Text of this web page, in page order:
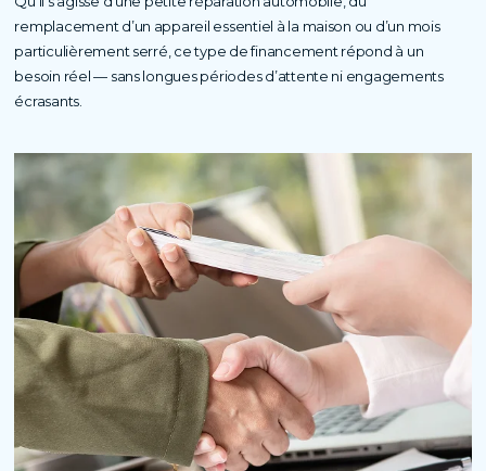
remplacement d’un appareil essentiel à la maison ou d’un mois
particulièrement serré, ce type de financement répond à un
besoin réel — sans longues périodes d’attente ni engagements
écrasants.